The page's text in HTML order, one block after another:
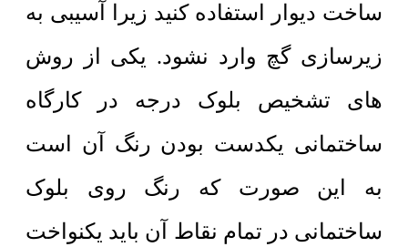
ساخت دیوار استفاده کنید زیرا آسیبی به
زیرسازی گچ وارد نشود. یکی از روش
های تشخیص بلوک درجه در کارگاه
ساختمانی یکدست بودن رنگ آن است
به این صورت که رنگ روی بلوک
ساختمانی در تمام نقاط آن باید یکنواخت